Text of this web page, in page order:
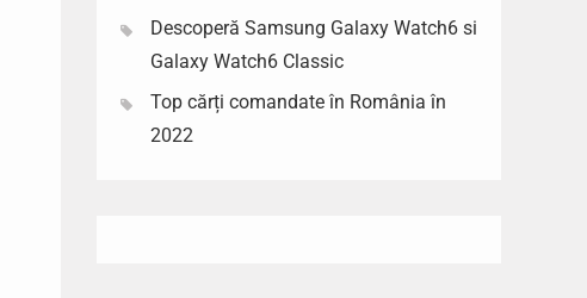
Descoperă Samsung Galaxy Watch6 si
Galaxy Watch6 Classic
Top cărți comandate în România în
2022